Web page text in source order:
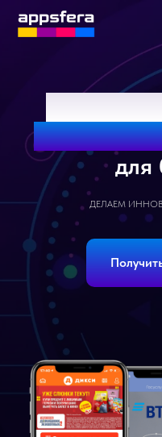
для
ДЕЛАЕМ